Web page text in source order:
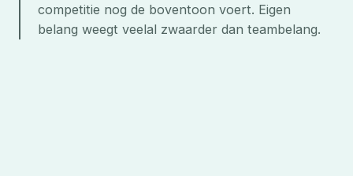
competitie nog de boventoon voert. Eigen
belang weegt veelal zwaarder dan teambelang.